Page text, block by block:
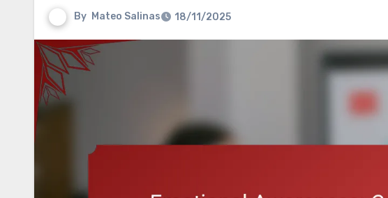
By Mateo Salinas 18/11/2025